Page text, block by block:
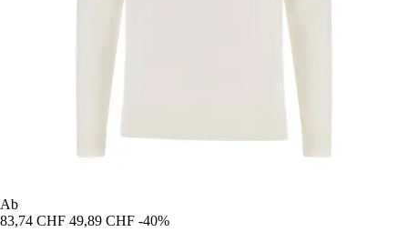
Ab
83,74 CHF 49,89 CHF -40%